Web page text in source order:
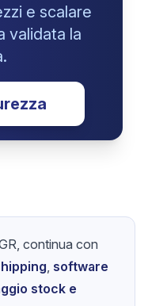
e scalare
validata la
continua con
, software
stock e